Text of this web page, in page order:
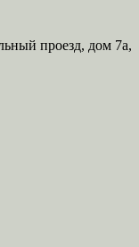
проезд, дом 7а,